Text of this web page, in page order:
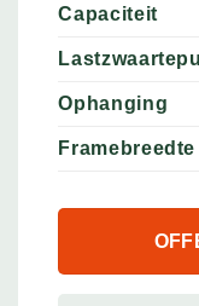
Capaciteit
Ophanging
Framebreedte